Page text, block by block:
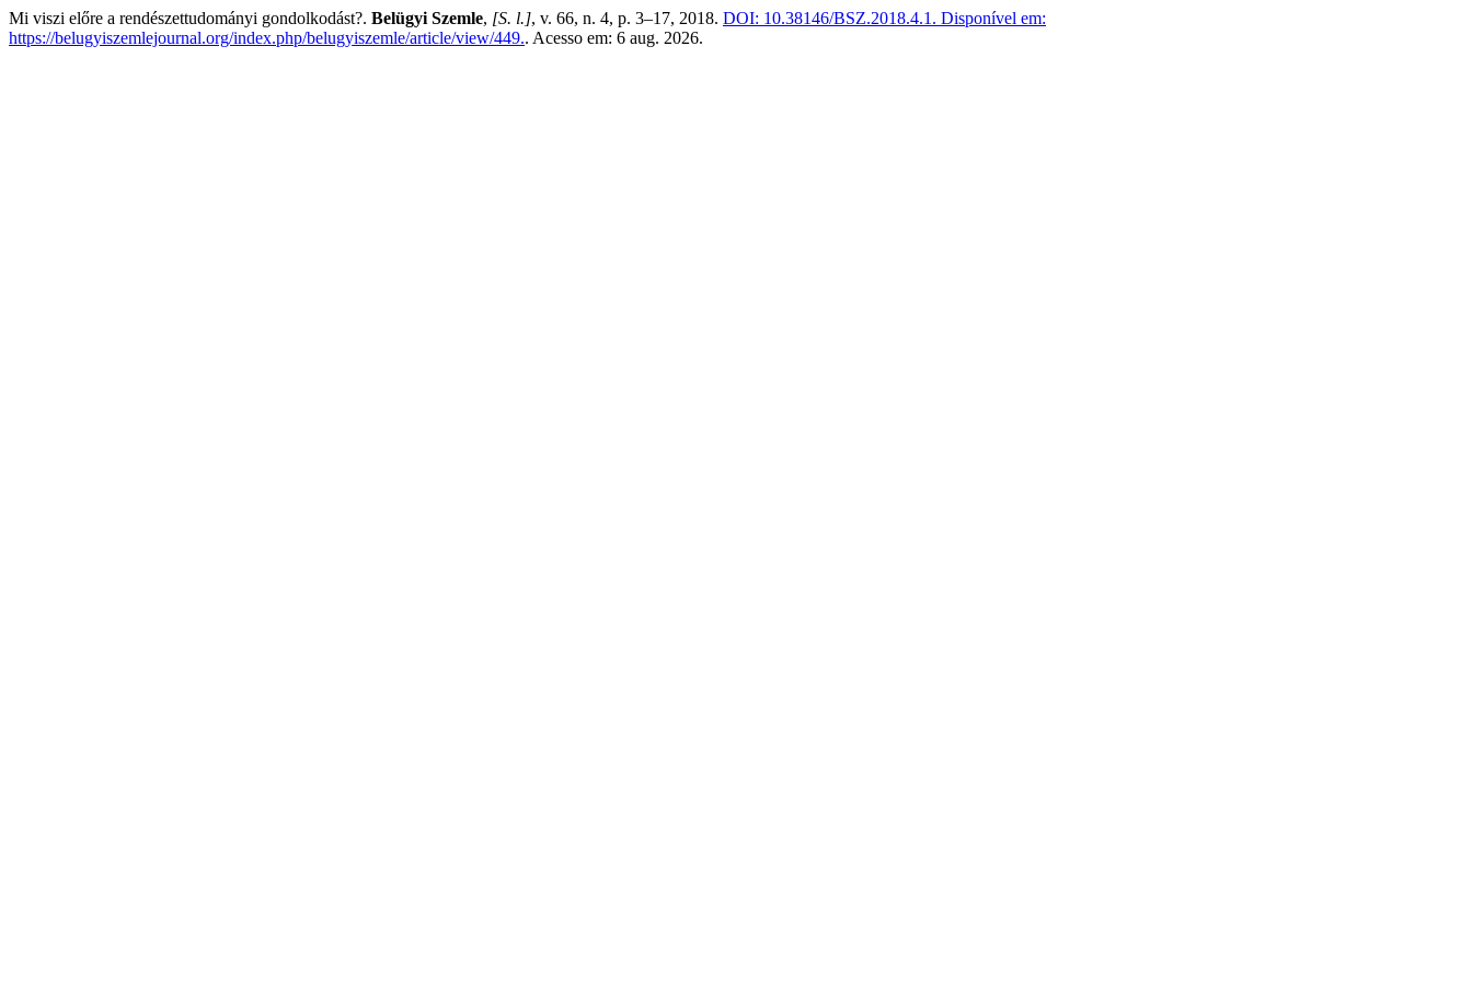
Mi viszi előre a rendészettudományi gondolkodást?. Belügyi Szemle, [S. l.], v. 66, n. 4, p. 3–17, 2018. DOI: 10.38146/BSZ.2018.4.1. Disponível em:
https://belugyiszemlejournal.org/index.php/belugyiszemle/article/view/449.. Acesso em: 6 aug. 2026.